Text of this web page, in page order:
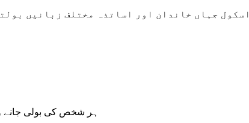
اسکول جہاں خاندان اور اساتذہ مختلف زبانیں
ہر شخص کی بولی جانے